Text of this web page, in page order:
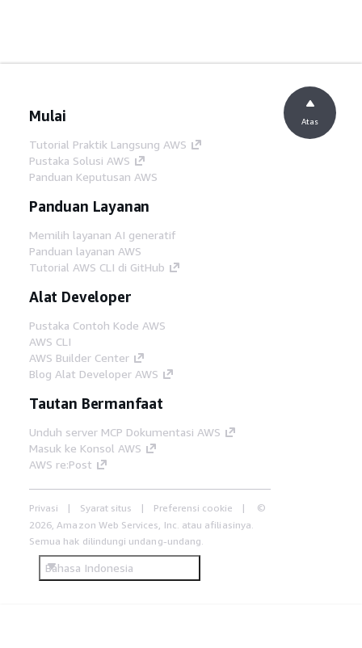
Mulai
Tutorial Praktik Langsung AWS
Pustaka Solusi AWS
Panduan Keputusan AWS
Panduan Layanan
Memilih layanan AI generatif
Panduan layanan AWS
Tutorial AWS CLI di GitHub
Alat Developer
Pustaka Contoh Kode AWS
AWS CLI
AWS Builder Center
Blog Alat Developer AWS
Tautan Bermanfaat
Unduh server MCP Dokumentasi AWS
Masuk ke Konsol AWS
AWS re:Post
Privasi Syarat situs Preferensi cookie
©
2026, Amazon Web Services, Inc. atau afiliasinya.
Semua hak dilindungi undang-undang.
Bahasa Indonesia
Atas